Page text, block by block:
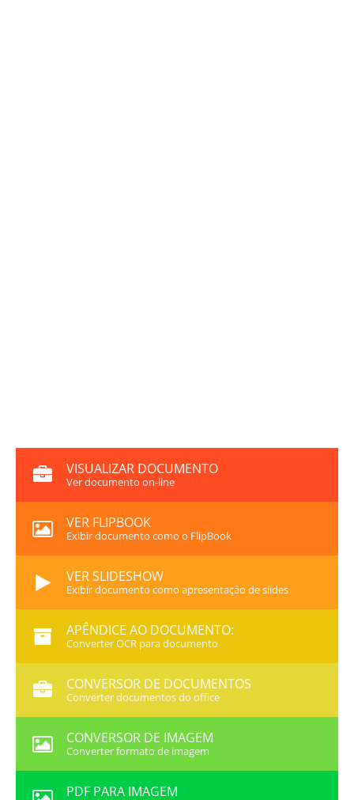
VISUALIZAR DOCUMENTO
Ver documento on-line
VER FLIPBOOK
Exibir documento como o FlipBook
VER SLIDESHOW
Exibir documento como apresentação de slides
APÊNDICE AO DOCUMENTO:
Converter OCR para documento
CONVERSOR DE DOCUMENTOS
Converter documentos do office
CONVERSOR DE IMAGEM
Converter formato de imagem
PDF PARA IMAGEM